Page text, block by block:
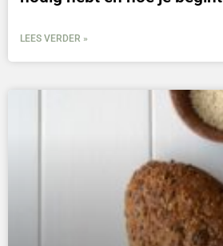
LEES VERDER »